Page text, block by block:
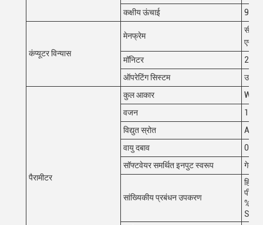
कक्षीय ऊंचाई
कंप्यूटर विन्यास
मेनफ्रेम
मॉनिटर
ऑपरेटिंग सिस्टम
उबंटू
पैरामीटर
कुल आकार
वजन
1100
विद्युत स्रोत
वायु दबाव
सॉफ्टवेयर समर्थित इनपुट स्वरूप
गेर्बर
सांख्यिकीय प्रबंधन उपकरण
पीके,